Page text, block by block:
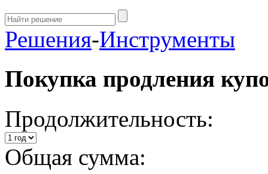
Решения-Инструменты
Покупка продления
Продолжительность:
Общая сумма: